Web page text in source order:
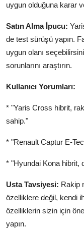
uygun olduğuna karar
Satın Alma İpucu:
de test sürüşü yapın.
uygun olanı
sorunlarını araştırın.
Kullanıcı Yorumları:
* "Yaris Cross hibrit,
sahip."
* "Renault Captur E-
* "Hyundai Kona hibrit,
Usta Tavsiyesi: Rakip
özelliklere değil, kendi
özelliklerin sizin için
yapın.